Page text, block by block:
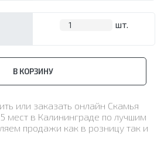
шт.
В КОРЗИНУ
или заказать онлайн Скамья
мест в Калининграде по лучшим
продажи как в розницу так и